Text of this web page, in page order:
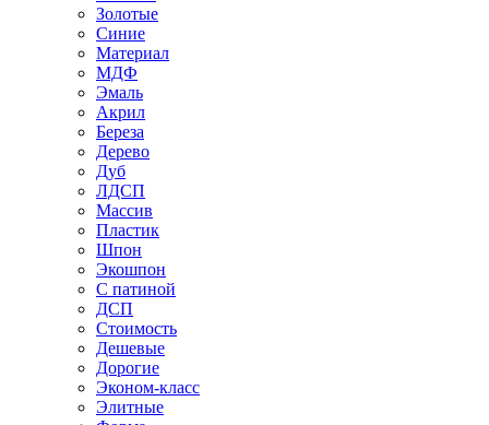
Золотые
Синие
Материал
МДФ
Эмаль
Акрил
Береза
Дерево
Дуб
ЛДСП
Массив
Пластик
Шпон
Экошпон
С патиной
ДСП
Стоимость
Дешевые
Дорогие
Эконом-класс
Элитные